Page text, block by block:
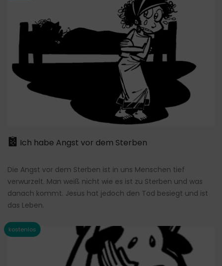
Ich habe Angst vor dem Sterben
Die Angst vor dem Sterben ist in uns Menschen tief
verwurzelt. Man weiß nicht wie es ist zu Sterben und was
danach kommt. Jesus hat jedoch den Tod besiegt und ist
das Leben.